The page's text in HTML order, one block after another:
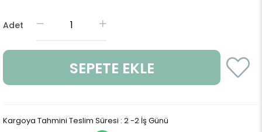
Adet
Kargoya Tahmini Teslim Süresi : 2 -2 İş Günü